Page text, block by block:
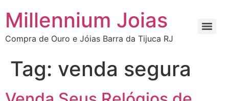
Millennium Joias
Compra de Ouro e Jóias Barra da Tijuca RJ
Tag: venda segura